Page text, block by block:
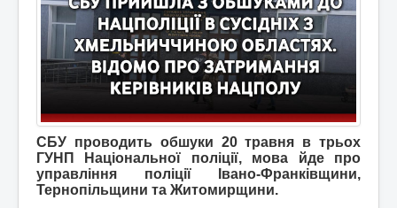
СБУ проводить обшуки 20 травня в трьох
ГУНП Національної поліції, мова йде про
управління поліції Івано-Франківщини,
Тернопільщини та Житомирщини.